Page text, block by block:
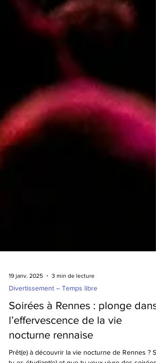
19 janv. 2025 3 min de lecture
Divertissement – Temps libre
Soirées à Rennes : plonge dans
l’effervescence de la vie
nocturne rennaise